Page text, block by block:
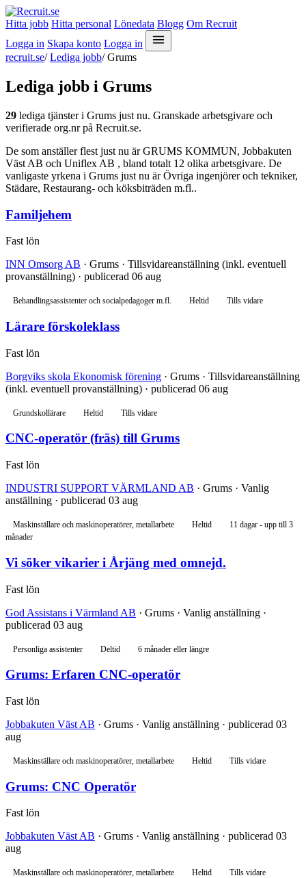
Hitta jobb Hitta personal Lönedata Blogg Om Recruit
Logga in Skapa konto Logga in
recruit.se/ Lediga jobb/ Grums
Lediga jobb i Grums
29 lediga tjänster i Grums just nu. Granskade arbetsgivare och
verifierade org.nr på Recruit.se.
De som anställer flest just nu är GRUMS KOMMUN, Jobbakuten
Väst AB och Uniflex AB , bland totalt 12 olika arbetsgivare. De
vanligaste yrkena i Grums just nu är Övriga ingenjörer och tekniker,
Städare, Restaurang- och köksbiträden m.fl..
Familjehem
Fast lön
INN Omsorg AB · Grums · Tillsvidareanställning (inkl. eventuell
provanställning) · publicerad 06 aug
Behandlingsassistenter och socialpedagoger m.fl. Heltid Tills vidare
Lärare förskoleklass
Fast lön
Borgviks skola Ekonomisk förening · Grums · Tillsvidareanställning
(inkl. eventuell provanställning) · publicerad 06 aug
Grundskollärare Heltid Tills vidare
CNC-operatör (fräs) till Grums
Fast lön
INDUSTRI SUPPORT VÄRMLAND AB · Grums · Vanlig
anställning · publicerad 03 aug
Maskinställare och maskinoperatörer, metallarbete Heltid
11 dagar - upp till 3
månader
Vi söker vikarier i Årjäng med omnejd.
Fast lön
God Assistans i Värmland AB · Grums · Vanlig anställning ·
publicerad 03 aug
Personliga assistenter Deltid 6 månader eller längre
Grums: Erfaren CNC-operatör
Fast lön
Jobbakuten Väst AB · Grums · Vanlig anställning · publicerad 03
aug
Maskinställare och maskinoperatörer, metallarbete Heltid Tills vidare
Grums: CNC Operatör
Fast lön
Jobbakuten Väst AB · Grums · Vanlig anställning · publicerad 03
aug
Maskinställare och maskinoperatörer, metallarbete Heltid Tills vidare